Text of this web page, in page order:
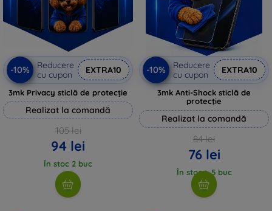
-10%
Reducere
cu cupon
EXTRA10
3mk Privacy sticlă de protecție
Realizat la comandă
105 lei
94 lei
În stoc 2 buc
-10%
Reducere
cu cupon
EXTRA10
3mk Anti-Shock sticlă de
protecție
Realizat la comandă
84 lei
76 lei
În stoc > 5 buc